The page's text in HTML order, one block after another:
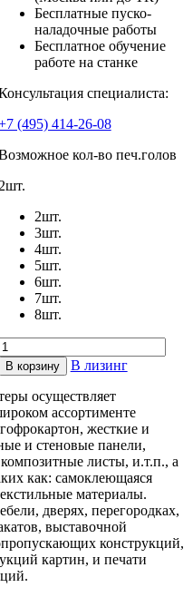
Бесплатные пуско-
наладочные работы
Бесплатное обучение
работе на станке
специалиста:
(495) 414-26-08
кол-во печ.голов
2шт.
2шт.
3шт.
4шт.
5шт.
6шт.
7шт.
8шт.
Количество
YOTTA
H3200
В корзину В лизинг
осуществляет
ассортименте
жесткие и
и стеновые панели,
листы, и.т.п., а
как: самоклеющаяся
материалы.
дверях, перегородках,
выставочной
конструкций,
картин, и печати